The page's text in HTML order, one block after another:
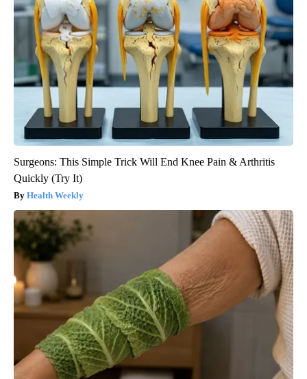
Surgeons: This Simple Trick Will End Knee Pain & Arthritis
Quickly (Try It)
Health Weekly